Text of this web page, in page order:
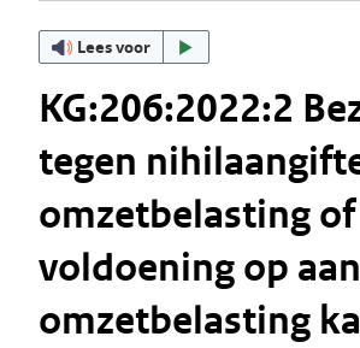
Lees voor
KG:206:2022:2
tegen
omzetbelasting
voldoening op
omzetbelasting